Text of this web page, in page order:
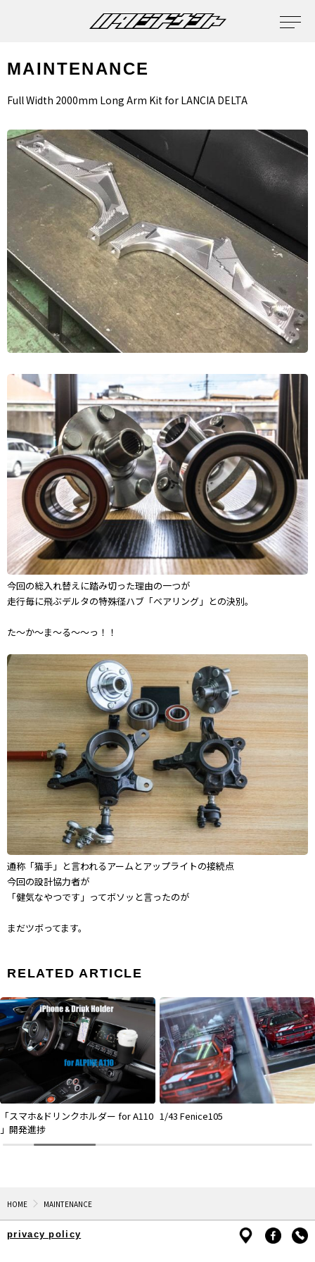
MAINTENANCE
Full Width 2000mm Long Arm Kit for LANCIA DELTA
今回の総入れ替えに踏み切った理由の一つが
走行毎に飛ぶデルタの特殊径ハブ「ベアリング」との決別。
た〜か〜ま〜る〜〜っ！！
通称「猫手」と言われるアームとアップライトの接続点
今回の設計協力者が
「健気なやつです」ってボソッと言ったのが
まだツボってます。
RELATED ARTICLE
「スマホ&ドリンクホルダー for A110
」開発進捗
1/43 Fenice105
HOME MAINTENANCE
privacy policy